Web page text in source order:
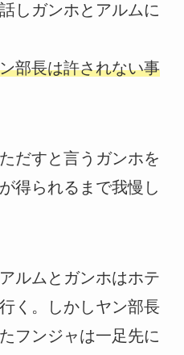
しガンホとアルムに
部長は許されない事
だすと言うガンホを
得られるまで我慢し
ルムとガンホはホテ
く。しかしヤン部長
フンジャは一足先に